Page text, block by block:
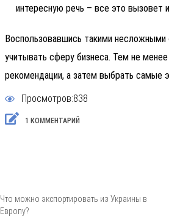
интересную речь – все это вызовет
Воспользовавшись такими
учитывать сферу бизнеса. Тем не
рекомендации, а затем выбрать самые
Просмотров:838
1 КОММЕНТАРИЙ
Что можно экспортировать из Украины в
Европу?